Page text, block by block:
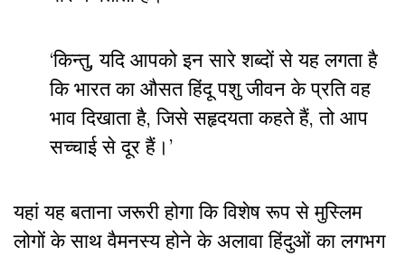
‘किन्तु, यदि आपको इन सारे शब्दों से यह लगता है
कि भारत का औसत हिंदू पशु जीवन के प्रति वह
भाव दिखाता है, जिसे सहृदयता कहते हैं, तो आप
सच्चाई से दूर हैं।’
यहां यह बताना जरूरी होगा कि विशेष रूप से मुस्लिम
लोगों के साथ वैमनस्य होने के अलावा हिंदुओं का लगभग